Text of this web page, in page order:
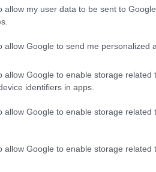
allow my user data to be sent to
allow Google to send me personalized
allow Google to enable storage related
identifiers in apps.
allow Google to enable storage related
allow Google to enable storage related
screen mintát?
akkor, ha Samsung
jelszavát, kódját
Ha szeretünk
|